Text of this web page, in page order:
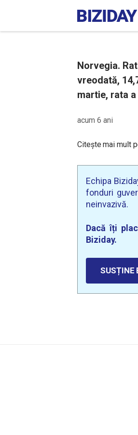
Norvegia.
vreodată,
martie, rata
acum 6 ani
Citește mai mult
Echipa
fonduri
neinvazivă.
Dacă îți
Biziday.
SUSȚINE